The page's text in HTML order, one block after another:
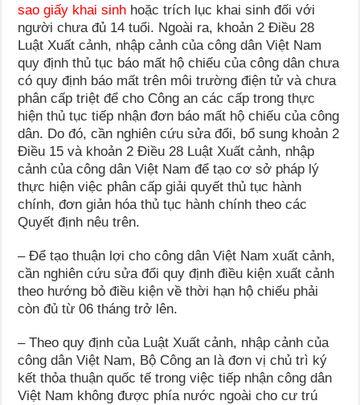
sao giấy khai sinh hoặc trích lục khai sinh đối với
người chưa đủ 14 tuổi. Ngoài ra, khoản 2 Điều 28
Luật Xuất cảnh, nhập cảnh của công dân Việt Nam
quy định thủ tục báo mất hộ chiếu của công dân chưa
có quy định báo mất trên môi trường điện tử và chưa
phân cấp triệt để cho Công an các cấp trong thực
hiện thủ tục tiếp nhận đơn báo mất hộ chiếu của công
dân. Do đó, cần nghiên cứu sửa đổi, bổ sung khoản 2
Điều 15 và khoản 2 Điều 28 Luật Xuất cảnh, nhập
cảnh của công dân Việt Nam để tạo cơ sở pháp lý
thực hiện việc phân cấp giải quyết thủ tục hành
chính, đơn giản hóa thủ tục hành chính theo các
Quyết định nêu trên.
– Để tạo thuận lợi cho công dân Việt Nam xuất cảnh,
cần nghiên cứu sửa đổi quy định điều kiện xuất cảnh
theo hướng bỏ điều kiện về thời hạn hộ chiếu phải
còn đủ từ 06 tháng trở lên.
– Theo quy định của Luật Xuất cảnh, nhập cảnh của
công dân Việt Nam, Bộ Công an là đơn vị chủ trì ký
kết thỏa thuận quốc tế trong việc tiếp nhận công dân
Việt Nam không được phía nước ngoài cho cư trú